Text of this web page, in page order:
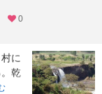
0
に
乾